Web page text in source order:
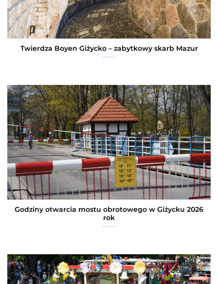
Twierdza Boyen Giżycko – zabytkowy skarb Mazur
Godziny otwarcia mostu obrotowego w Giżycku 2026
rok